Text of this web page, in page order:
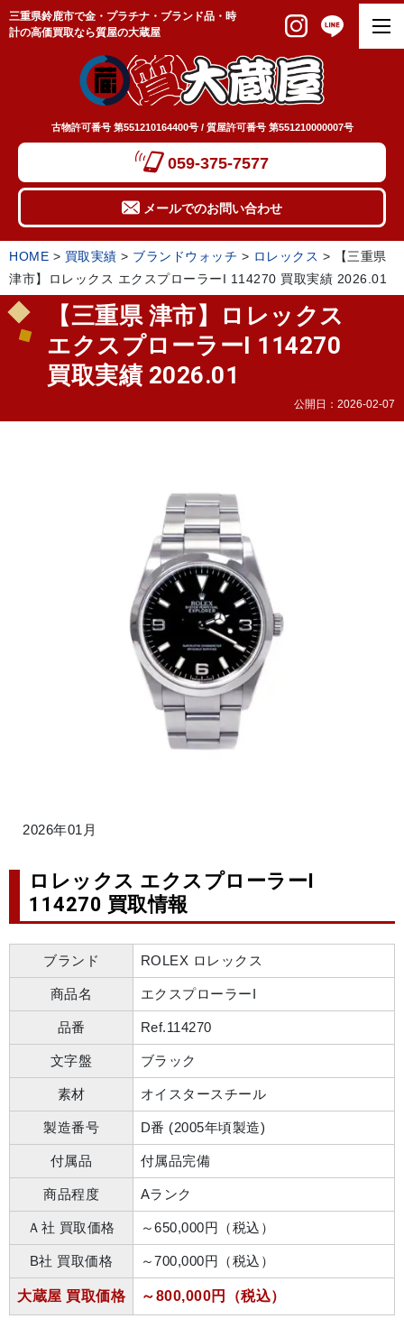
三重県鈴鹿市で金・プラチナ・ブランド品・時
計の高価買取なら質屋の大蔵屋
古物許可番号 第551210164400号 / 質屋許可番号 第551210000007号
059-375-7577
メールでのお問い合わせ
HOME > 買取実績 > ブランドウォッチ > ロレックス >
【三重県
津市】ロレックス エクスプローラーI 114270 買取実績 2026.01
【三重県 津市】ロレックス
エクスプローラーI 114270
買取実績 2026.01
公開日： 2026-02-07
2026年01月
ロレックス エクスプローラーI
114270 買取情報
ブランド ROLEX ロレックス
商品名 エクスプローラーI
品番 Ref.114270
文字盤 ブラック
素材 オイスタースチール
製造番号 D番 (2005年頃製造)
付属品 付属品完備
商品程度 Aランク
Ａ社 買取価格 ～650,000円（税込）
B社 買取価格 ～700,000円（税込）
大蔵屋 買取価格 ～800,000円（税込）